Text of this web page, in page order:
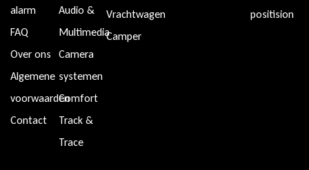
alarm
FAQ
Over ons
Algemene
voorwaarden
Contact
Audio &
Multimedia
Camera
systemen
Comfort
Track &
Trace
Vrachtwagen
Camper
positision